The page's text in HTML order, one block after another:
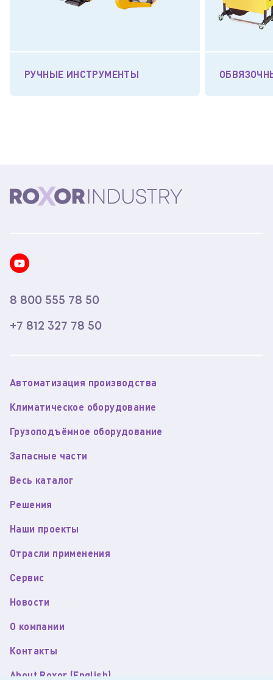
РУЧНЫЕ ИНСТРУМЕНТЫ
8 800 555 78 50
+7 812 327 78 50
Автоматизация производства
Климатическое оборудование
Грузоподъёмное оборудование
Запасные части
Весь каталог
Решения
Наши проекты
Отрасли применения
Сервис
Новости
О компании
Контакты
About Roxor (English)